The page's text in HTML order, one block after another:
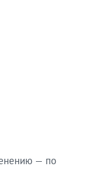
— по